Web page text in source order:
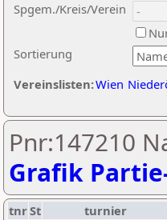
Sortierung
Spgem./Kreis/Verein
Vereinslisten:Wien
Pnr:147210
Grafik
tnrSt turnier